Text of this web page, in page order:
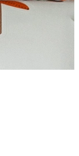
cadeaukaart.